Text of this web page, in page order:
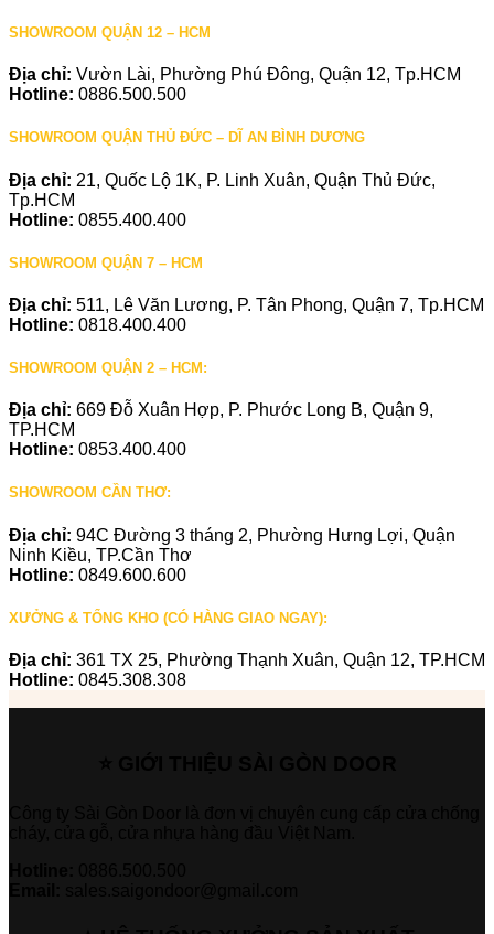
SHOWROOM QUẬN 12 – HCM
Địa chỉ: Vườn Lài, Phường Phú Đông, Quận 12, Tp.HCM
Hotline: 0886.500.500
SHOWROOM QUẬN THỦ ĐỨC – DĨ AN BÌNH DƯƠNG
Địa chỉ: 21, Quốc Lộ 1K, P. Linh Xuân, Quận Thủ Đức,
Tp.HCM
Hotline: 0855.400.400
SHOWROOM QUẬN 7 – HCM
Địa chỉ: 511, Lê Văn Lương, P. Tân Phong, Quận 7, Tp.HCM
Hotline: 0818.400.400
SHOWROOM QUẬN 2 – HCM:
Địa chỉ: 669 Đỗ Xuân Hợp, P. Phước Long B, Quận 9,
TP.HCM
Hotline: 0853.400.400
SHOWROOM CẦN THƠ:
Địa chỉ: 94C Đường 3 tháng 2, Phường Hưng Lợi, Quận
Ninh Kiều, TP.Cần Thơ
Hotline: 0849.600.600
XƯỞNG & TỔNG KHO (CÓ HÀNG GIAO NGAY):
Địa chỉ: 361 TX 25, Phường Thạnh Xuân, Quận 12, TP.HCM
Hotline: 0845.308.308